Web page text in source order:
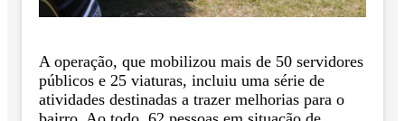
A operação, que mobilizou mais de 50 servidores
públicos e 25 viaturas, incluiu uma série de
atividades destinadas a trazer melhorias para o